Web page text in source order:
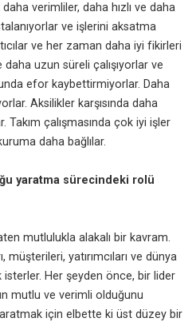
verimliler, daha hızlı ve daha
ve işlerini aksatma
ve her zaman daha iyi fikirleri
uzun süreli çalışıyorlar ve
efor kaybettirmiyorlar. Daha
Aksilikler karşısında daha
çalışmasında çok iyi işler
daha bağlılar.
yaratma sürecindeki rolü
mutlulukla alakalı bir kavram.
müşterileri, yatırımcıları ve dünya
Her şeyden önce, bir lider
mutlu ve verimli olduğunu
için elbette ki üst düzey bir